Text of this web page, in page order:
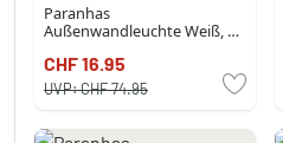
Paranhas
Außenwandleuchte Weiß, 1-
CHF 16.95
UVP:CHF 74.95